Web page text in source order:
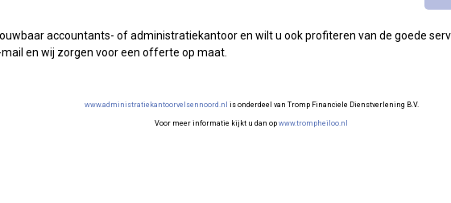
accountants- of administratiekantoor en wilt u ook profiteren van de goede
en wij zorgen voor een offerte op maat.
www.administratiekantoorvelsennoord.nl is onderdeel van Tromp Financiele Dienstverlening B.V.
Voor meer informatie kijkt u dan op www.trompheiloo.nl